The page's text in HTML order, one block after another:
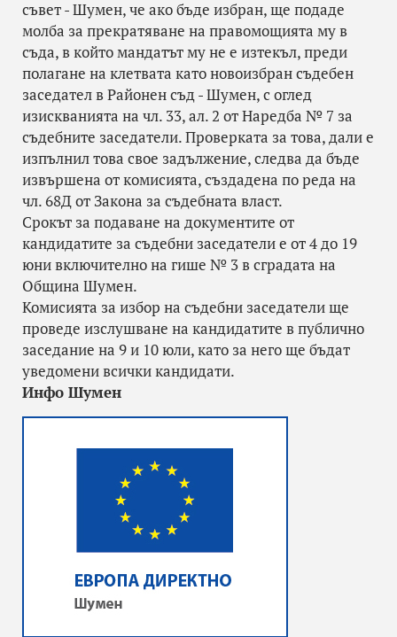
съвет - Шумен, че ако бъде избран, ще подаде
молба за прекратяване на правомощията му в
съда, в който мандатът му не е изтекъл, преди
полагане на клетвата като новоизбран съдебен
заседател в Районен съд - Шумен, с оглед
изискванията на чл. 33, ал. 2 от Наредба № 7 за
съдебните заседатели. Проверката за това, дали е
изпълнил това свое задължение, следва да бъде
извършена от комисията, създадена по реда на
чл. 68Д от Закона за съдебната власт.
Срокът за подаване на документите от
кандидатите за съдебни заседатели е от 4 до 19
юни включително на гише № 3 в сградата на
Община Шумен.
Комисията за избор на съдебни заседатели ще
проведе изслушване на кандидатите в публично
заседание на 9 и 10 юли, като за него ще бъдат
уведомени всички кандидати.
Инфо Шумен